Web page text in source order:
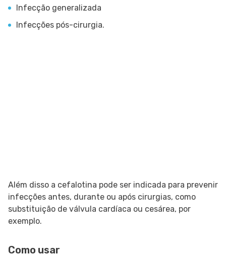
Infecção generalizada
Infecções pós-cirurgia.
Além disso a cefalotina pode ser indicada para prevenir
infecções antes, durante ou após cirurgias, como
substituição de válvula cardíaca ou cesárea, por
exemplo.
Como usar